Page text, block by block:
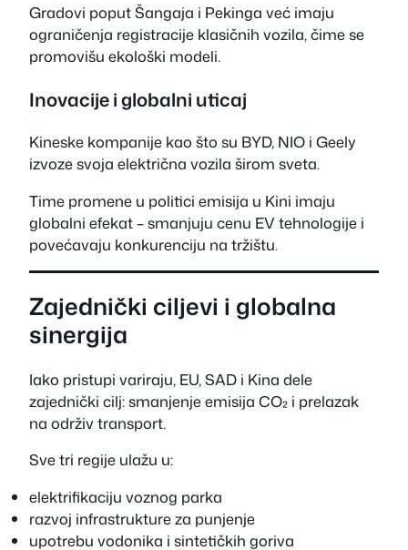
Gradovi poput Šangaja i Pekinga već imaju
ograničenja registracije klasičnih vozila, čime se
promovišu ekološki modeli.
Inovacije i globalni uticaj
Kineske kompanije kao što su BYD, NIO i Geely
izvoze svoja električna vozila širom sveta.
Time promene u politici emisija u Kini imaju
globalni efekat – smanjuju cenu EV tehnologije i
povećavaju konkurenciju na tržištu.
Zajednički ciljevi i globalna
sinergija
Iako pristupi variraju, EU, SAD i Kina dele
zajednički cilj: smanjenje emisija CO₂ i prelazak
na održiv transport.
Sve tri regije ulažu u:
elektrifikaciju voznog parka
razvoj infrastrukture za punjenje
upotrebu vodonika i sintetičkih goriva